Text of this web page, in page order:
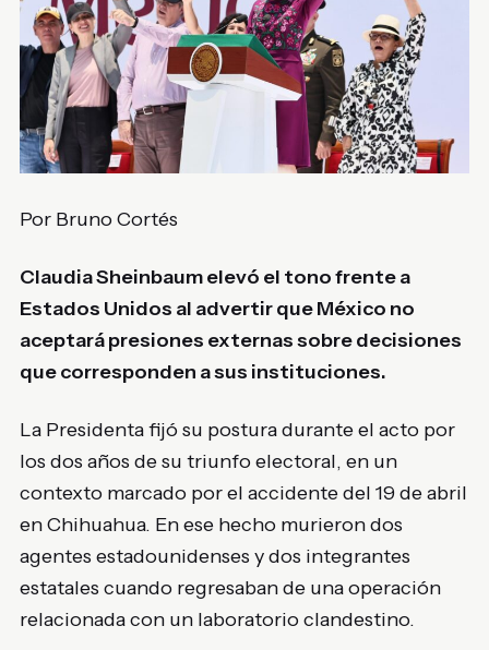
Por Bruno Cortés
Claudia Sheinbaum elevó el tono frente a
Estados Unidos al advertir que México no
aceptará presiones externas sobre decisiones
que corresponden a sus instituciones.
La Presidenta fijó su postura durante el acto por
los dos años de su triunfo electoral, en un
contexto marcado por el accidente del 19 de abril
en Chihuahua. En ese hecho murieron dos
agentes estadounidenses y dos integrantes
estatales cuando regresaban de una operación
relacionada con un laboratorio clandestino.